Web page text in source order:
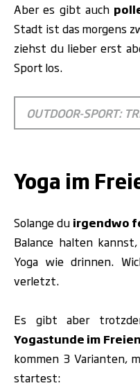
Aber es gibt auch
Stadt ist das morgens
ziehst du lieber erst
Sport los.
OUTDOOR-SPORT:
Yoga im
Solange du irgendwo
Balance halten
Yoga wie drinnen.
verletzt.
Es gibt aber
Yogastunde im
kommen 3 Varianten,
startest: